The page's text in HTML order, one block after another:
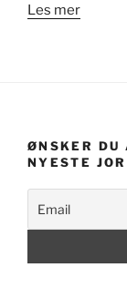
Les mer
ØNSKER DU
NYESTE